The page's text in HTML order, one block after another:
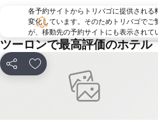
各予約サイトからトリバゴに提供される
変化しています。そのためトリバゴでご
が、移動先の予約サイトにも表示されて
ツーロンで最高評価のホテル
シェア お気に入りに追加